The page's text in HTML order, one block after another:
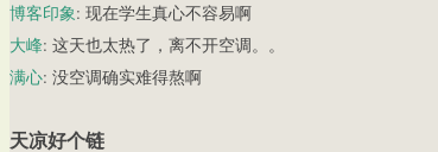
博客印象: 现在学生真心不容易啊
大峰: 这天也太热了，离不开空调。。
满心: 没空调确实难得熬啊
天凉好个链